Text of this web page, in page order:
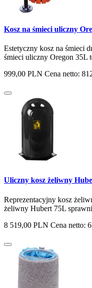
Kosz na śmieci uliczny
Estetyczny kosz na śmieci
śmieci uliczny Oregon 35L
999,00 PLN Cena netto:
Uliczny kosz żeliwny
Reprezentacyjny kosz
żeliwny Hubert 75L
8 519,00 PLN Cena netto: